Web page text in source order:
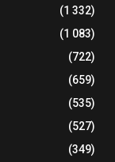
(1 332)
(1 083)
(722)
(659)
(535)
(527)
(349)